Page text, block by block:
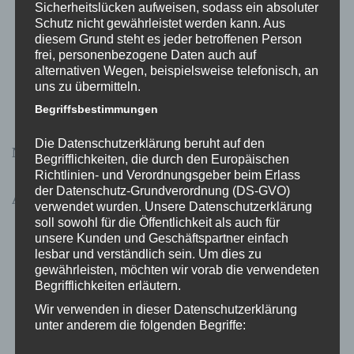
denken } erlaubt | PATRIARCHALE BELASTUNGSSTRÖRUNG
denken } erlaubt | EINE FRAGE DER CHEMIE
denken } erlaubt | Das Glücksdiktat und wie es unser Leben
beherrscht
Neueste Kommentare
Archive
November 2024
Juni 2023
Mai 2023
April 2023
Sicherheitslücken aufweisen, sodass ein absoluter
Schutz nicht gewährleistet werden kann. Aus
diesem Grund steht es jeder betroffenen Person
frei, personenbezogene Daten auch auf
alternativen Wegen, beispielsweise telefonisch, an
uns zu übermitteln.
Begriffsbestimmungen
Die Datenschutzerklärung beruht auf den
Begrifflichkeiten, die durch den Europäischen
Richtlinien- und Verordnungsgeber beim Erlass
der Datenschutz-Grundverordnung (DS-GVO)
verwendet wurden. Unsere Datenschutzerklärung
soll sowohl für die Öffentlichkeit als auch für
unsere Kunden und Geschäftspartner einfach
lesbar und verständlich sein. Um dies zu
gewährleisten, möchten wir vorab die verwendeten
Begrifflichkeiten erläutern.
Wir verwenden in dieser Datenschutzerklärung
unter anderem die folgenden Begriffe: